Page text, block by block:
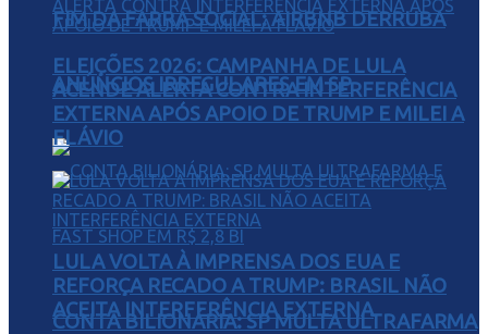
FIM DA FARRA SOCIAL: AIRBNB DERRUBA
ANÚNCIOS IRREGULARES EM SP
CONTA BILIONÁRIA: SP MULTA ULTRAFARMA
ELEIÇÕES 2026: CAMPANHA DE LULA
ACENDE ALERTA CONTRA INTERFERÊNCIA
EXTERNA APÓS APOIO DE TRUMP E MILEI A
FLÁVIO
LULA VOLTA À IMPRENSA DOS EUA E
REFORÇA RECADO A TRUMP: BRASIL NÃO
ACEITA INTERFERÊNCIA EXTERNA